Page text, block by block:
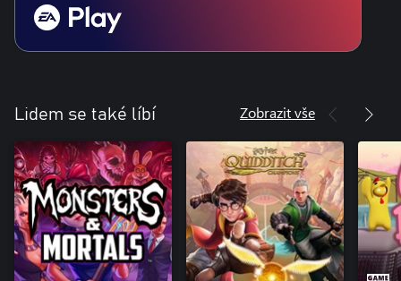
Lidem se také líbí Zobrazit vše